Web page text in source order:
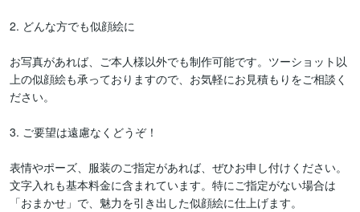
2. どんな方でも似顔絵に
お写真があれば、ご本人様以外でも制作可能です。ツーショット以
上の似顔絵も承っておりますので、お気軽にお見積もりをご相談く
ださい。
3. ご要望は遠慮なくどうぞ！
表情やポーズ、服装のご指定があれば、ぜひお申し付けください。
文字入れも基本料金に含まれています。特にご指定がない場合は
「おまかせ」で、魅力を引き出した似顔絵に仕上げます。